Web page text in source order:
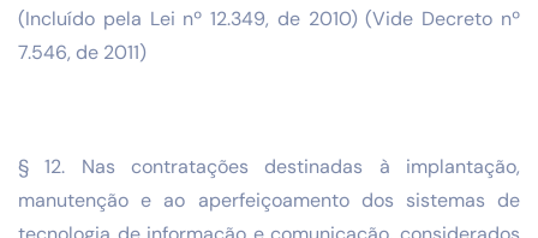
(Incluído pela Lei nº 12.349, de 2010) (Vide Decreto nº
7.546, de 2011)
§ 12. Nas contratações destinadas à implantação,
manutenção e ao aperfeiçoamento dos sistemas de